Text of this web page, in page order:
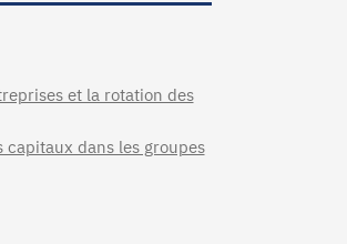
et la rotation des
dans les groupes